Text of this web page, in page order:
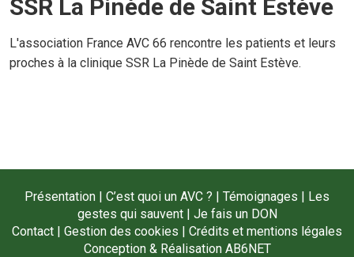
SSR La Pinède de Saint Estève
L'association France AVC 66 rencontre les patients et leurs
proches à la clinique SSR La Pinède de Saint Estève.
Présentation | C’est quoi un AVC ? | Témoignages | Les
gestes qui sauvent| Je fais un DON
Contact | Gestion des cookies | Crédits et mentions légales
Conception & Réalisation AB6NET